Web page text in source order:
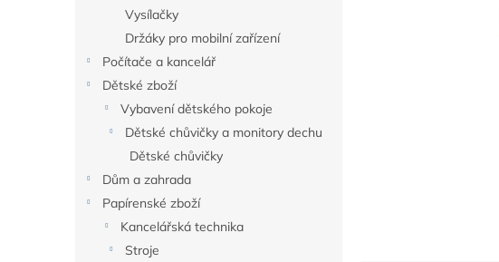
Vysílačky
Držáky pro mobilní zařízení
Počítače a kancelář
Dětské zboží
Vybavení dětského pokoje
Dětské chůvičky a monitory dechu
Dětské chůvičky
Dům a zahrada
Papírenské zboží
Kancelářská technika
Stroje